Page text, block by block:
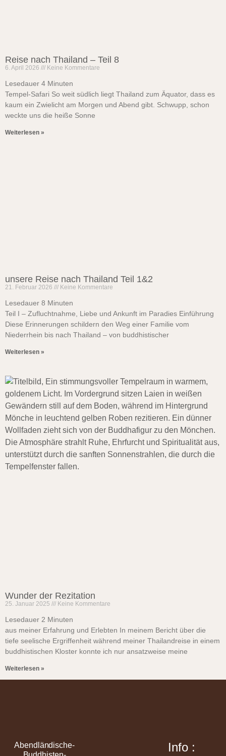
Reise nach Thailand – Teil 8
6. April 2026 Keine Kommentare
Lesedauer 4 Minuten
Tempel-Safari So weit südlich liegt Thailand zum Äquator, dass es
kaum ein Zwielicht am Morgen und Abend gibt. Schwupp, schon
weckte uns die heiße Sonne
Weiterlesen »
unsere Reise nach Thailand Teil 1&2
21. Februar 2026 Keine Kommentare
Lesedauer 8 Minuten
Teil I – Zufluchtnahme, Liebe und Ankunft im Paradies Einführung
Diese Erinnerungen schildern den Weg einer Familie vom
Niederrhein bis nach Thailand – von buddhistischer
Weiterlesen »
Wunder der Rezitation
25. Januar 2025 Keine Kommentare
Lesedauer 2 Minuten
aus meiner Erfahrung und Erlebten In meinem Bericht über die
tiefe seelische Ergriffenheit während meiner Thailandreise in einem
buddhistischen Kloster konnte ich nur ansatzweise meine
Weiterlesen »
Abendländische-
Info :